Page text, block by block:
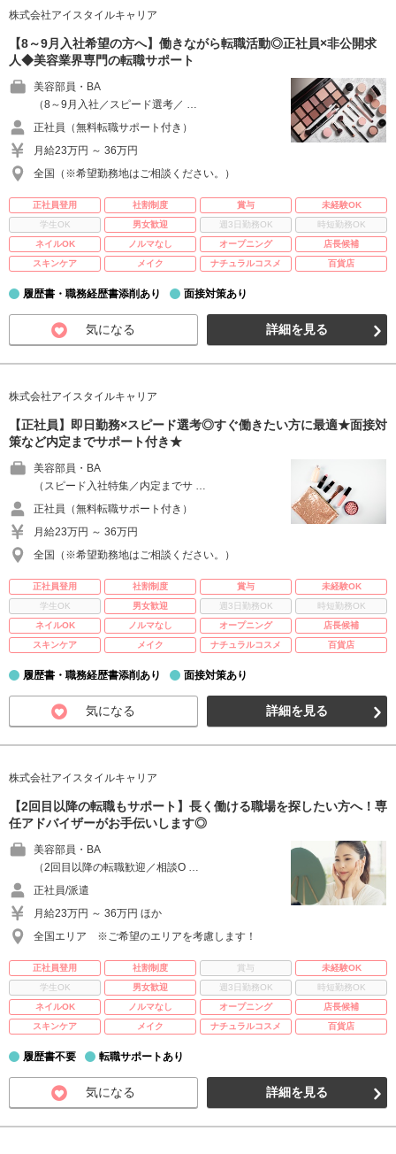
株式会社アイスタイルキャリア
【8～9月入社希望の方へ】働きながら転職活動◎正社員×非公開求
人◆美容業界専門の転職サポート
美容部員・BA
（8～9月入社／スピード選考／ …
正社員（無料転職サポート付き）
月給23万円 ～ 36万円
全国（※希望勤務地はご相談ください。）
正社員登用 社割制度 賞与
未経験OK
学生OK
男女歓迎 週3日勤務OK
時短勤務OK
ネイルOK
ノルマなし オープニング
店長候補
スキンケア
メイク ナチュラルコスメ 百貨店
履歴書・職務経歴書添削あり 面接対策あり
気になる 詳細を見る
株式会社アイスタイルキャリア
【正社員】即日勤務×スピード選考◎すぐ働きたい方に最適★面接対
策など内定までサポート付き★
美容部員・BA
（スピード入社特集／内定までサ …
正社員（無料転職サポート付き）
月給23万円 ～ 36万円
全国（※希望勤務地はご相談ください。）
正社員登用 社割制度 賞与
未経験OK
学生OK
男女歓迎 週3日勤務OK
時短勤務OK
ネイルOK
ノルマなし オープニング
店長候補
スキンケア
メイク ナチュラルコスメ 百貨店
履歴書・職務経歴書添削あり 面接対策あり
気になる 詳細を見る
株式会社アイスタイルキャリア
【2回目以降の転職もサポート】長く働ける職場を探したい方へ！専
任アドバイザーがお手伝いします◎
美容部員・BA
（2回目以降の転職歓迎／相談O …
正社員/派遣
月給23万円 ～ 36万円 ほか
全国エリア ※ご希望のエリアを考慮します！
正社員登用 社割制度 賞与
未経験OK
学生OK
男女歓迎 週3日勤務OK
時短勤務OK
ネイルOK
ノルマなし オープニング
店長候補
スキンケア
メイク ナチュラルコスメ 百貨店
履歴書不要 転職サポートあり
気になる 詳細を見る